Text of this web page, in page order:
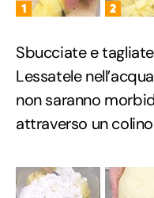
1 2
Sbucciate e
Lessatele nell’acqua
non saranno
attraverso un colino